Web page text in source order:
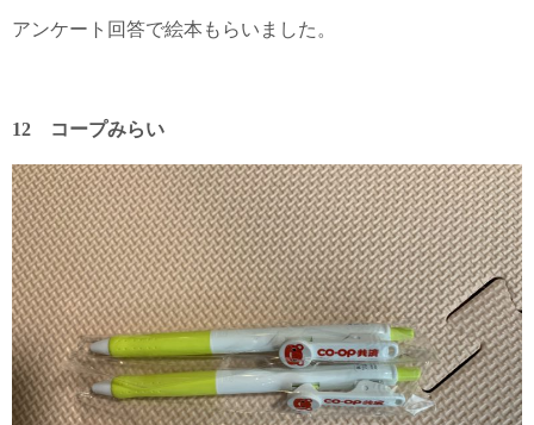
アンケート回答で絵本もらいました。
12 コープみらい